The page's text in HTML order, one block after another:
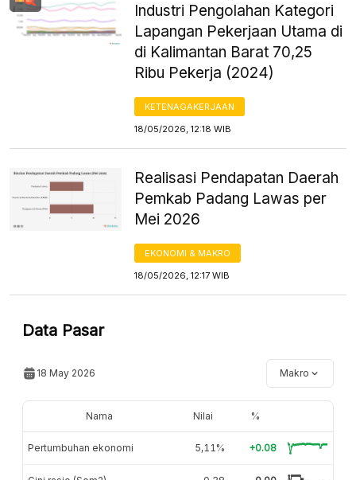
Industri Pengolahan Kategori
Lapangan Pekerjaan Utama di
di Kalimantan Barat 70,25
Ribu Pekerja (2024)
KETENAGAKERJAAN
18/05/2026, 12:18 WIB
Realisasi Pendapatan Daerah
Pemkab Padang Lawas per
Mei 2026
EKONOMI & MAKRO
18/05/2026, 12:17 WIB
Data Pasar
18 May 2026 Makro
Nama Nilai %
Pertumbuhan ekonomi 5,11% +0.08